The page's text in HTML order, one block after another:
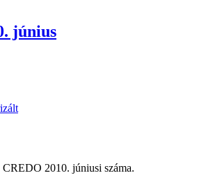
június
CREDO 2010. júniusi száma.